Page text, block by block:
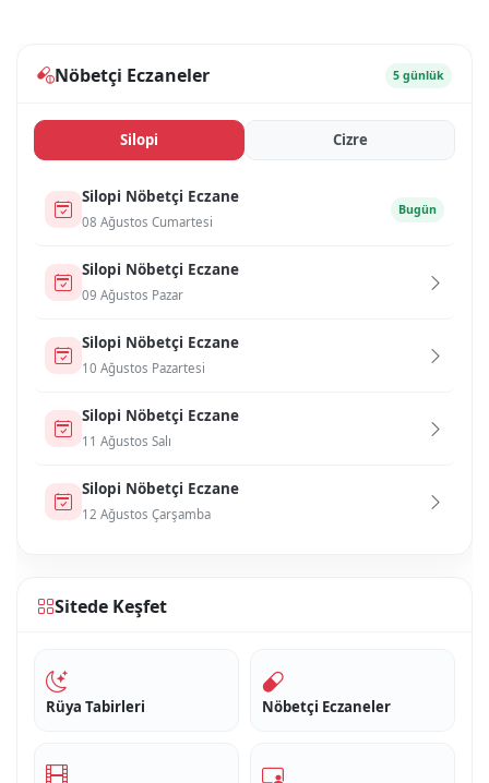
Nöbetçi Eczaneler 5 günlük
Si̇lopi̇ Ci̇zre
Si̇lopi̇ Nöbetçi Eczane
08 Ağustos Cumartesi
Bugün
Si̇lopi̇ Nöbetçi Eczane
09 Ağustos Pazar
Si̇lopi̇ Nöbetçi Eczane
10 Ağustos Pazartesi
Si̇lopi̇ Nöbetçi Eczane
11 Ağustos Salı
Si̇lopi̇ Nöbetçi Eczane
12 Ağustos Çarşamba
Sitede Keşfet
Rüya Tabirleri Nöbetçi Eczaneler